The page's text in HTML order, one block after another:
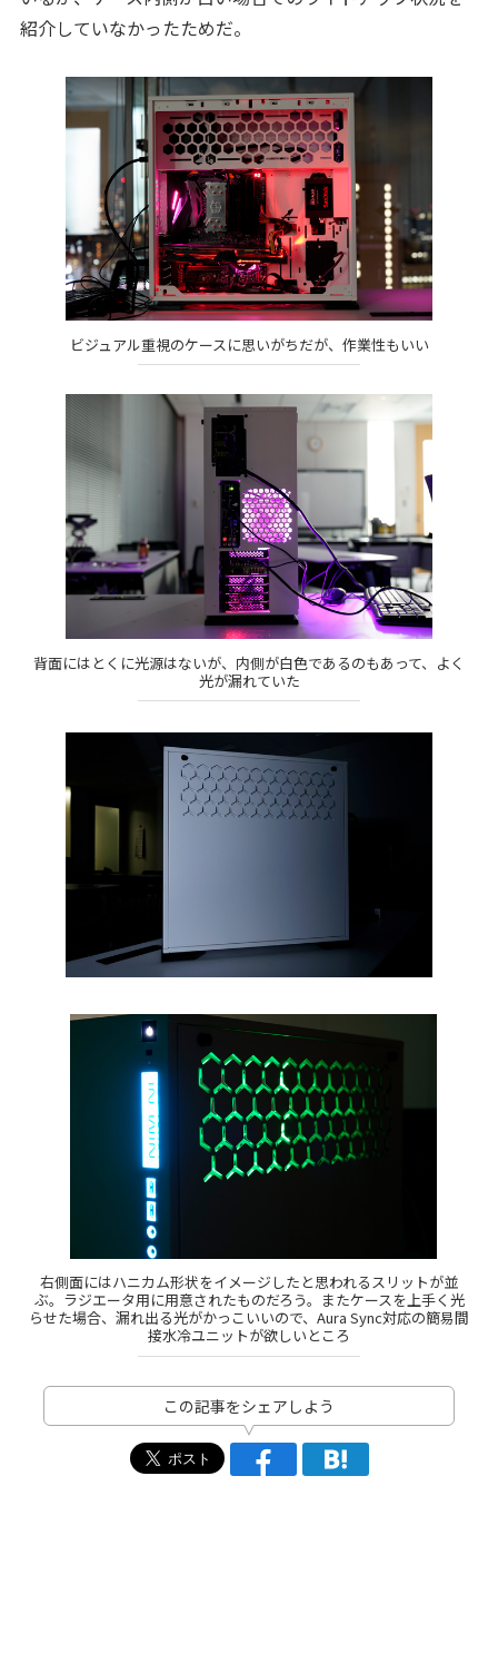
紹介していなかったためだ。
ビジュアル重視のケースに思いがちだが、作業性もいい
背面にはとくに光源はないが、内側が白色であるのもあって、よく
光が漏れていた
右側面にはハニカム形状をイメージしたと思われるスリットが並
ぶ。ラジエータ用に用意されたものだろう。またケースを上手く光
らせた場合、漏れ出る光がかっこいいので、Aura Sync対応の簡易間
接水冷ユニットが欲しいところ
この記事をシェアしよう